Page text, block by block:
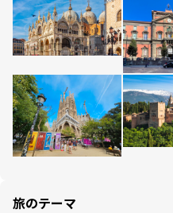
旅のテーマ